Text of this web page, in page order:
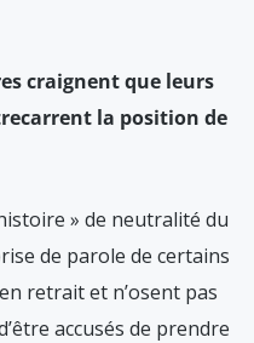
craignent que leurs
la position de
» de neutralité du
de parole de certains
retrait et n’osent pas
accusés de prendre